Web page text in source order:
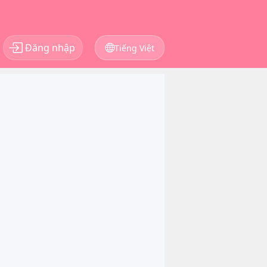
Đăng nhập Tiếng Việt